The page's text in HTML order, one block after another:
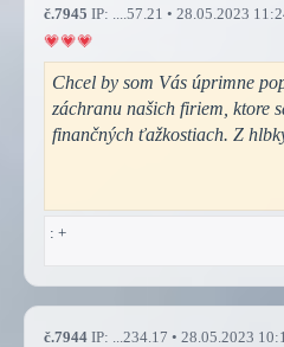
č.7945 IP: ....57.21 • 28.05.2023
Chcel by som Vás úprimne
záchranu našich firiem, ktore
finančných ťažkostiach. Z
: +
č.7944 IP: ...234.17 • 28.05.2023